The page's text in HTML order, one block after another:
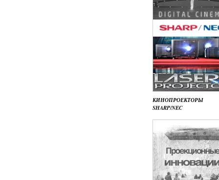
КИНОПРОЕКТОРЫ
SHARP/NEC